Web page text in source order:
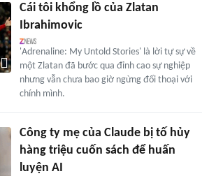
Cái tôi khổng lồ của Zlatan
Ibrahimovic
'Adrenaline: My Untold Stories' là lời tự sự về
một Zlatan đã bước qua đỉnh cao sự nghiệp
nhưng vẫn chưa bao giờ ngừng đối thoại với
chính mình.
Công ty mẹ của Claude bị tố hủy
hàng triệu cuốn sách để huấn
luyện AI